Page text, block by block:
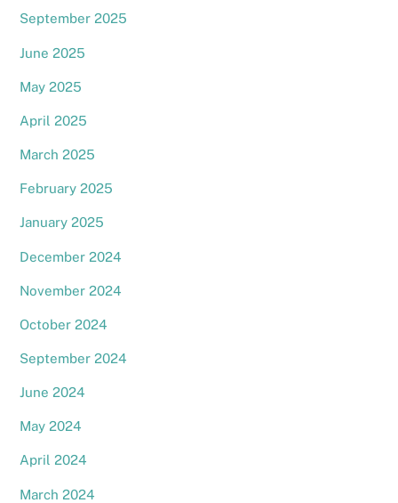
September 2025
June 2025
May 2025
April 2025
March 2025
February 2025
January 2025
December 2024
November 2024
October 2024
September 2024
June 2024
May 2024
April 2024
March 2024